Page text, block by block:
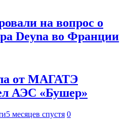
на вопрос о
Deyna во Франции
от МАГАТЭ
АЭС «Бушер»
5 месяцев спустя 0